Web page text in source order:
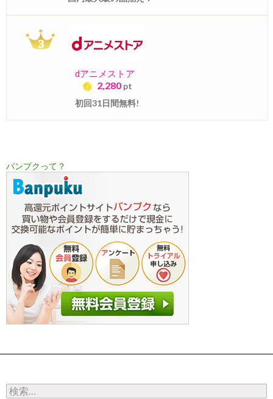
dアニメストア
2,280 pt
初回31日間無料!
バンプクって？
検索: